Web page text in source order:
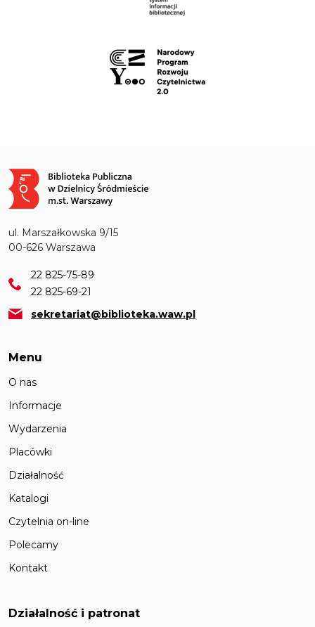
Obraz
ul. Marszałkowska 9/15
00-626 Warszawa
22 825-75-89
22 825-69-21
sekretariat@biblioteka.waw.pl
Menu
O nas
Informacje
Wydarzenia
Placówki
Działalność
Katalogi
Czytelnia on-line
Polecamy
Kontakt
Działalność i patronat